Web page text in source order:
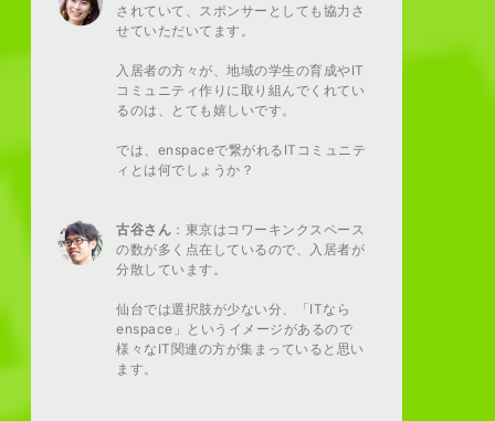
されていて、スポンサーとしても協力さ
せていただいてます。
入居者の方々が、地域の学生の育成やIT
コミュニティ作りに取り組んでくれてい
るのは、とても嬉しいです。
では、enspaceで繋がれるITコミュニテ
ィとは何でしょうか？
古谷さん ：東京はコワーキンクスペース
の数が多く点在しているので、入居者が
分散しています。
仙台では選択肢が少ない分、「ITなら
enspace」というイメージがあるので
様々なIT関連の方が集まっていると思い
ます。